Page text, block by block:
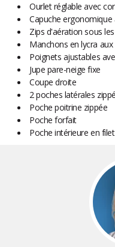
Ourlet réglable avec
Capuche
Zips d'aération sous
Manchons en lycra
Poignets ajustables
Jupe pare-neige fixe
Coupe droite
2 poches latérales
Poche poitrine zippée
Poche forfait
Poche intérieure en filet